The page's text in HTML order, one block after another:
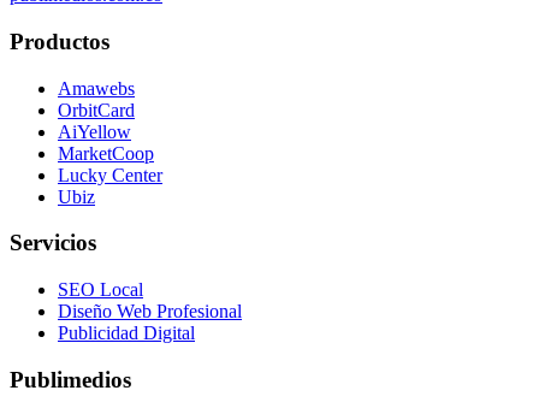
Productos
Amawebs
OrbitCard
AiYellow
MarketCoop
Lucky Center
Ubiz
Servicios
SEO Local
Diseño Web Profesional
Publicidad Digital
Publimedios